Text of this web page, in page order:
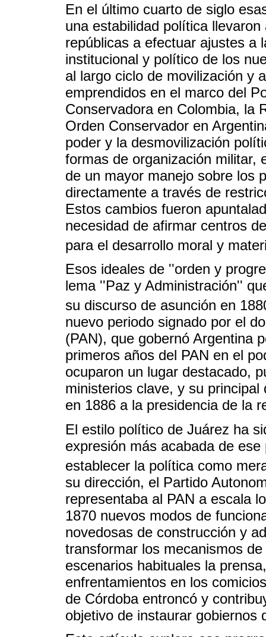
En el último cuarto de siglo
una estabilidad política
repúblicas a efectuar ajustes a
institucional y político de los
al largo ciclo de movilización y
emprendidos en el marco del
Conservadora en Colombia, la
Orden Conservador en
poder y la desmovilización
formas de organización militar,
de un mayor manejo sobre los
directamente a través de
Estos cambios fueron
necesidad de afirmar centros
para el desarrollo moral y
Esos ideales de ''orden y
lema ''Paz y Administración''
su discurso de asunción en
nuevo periodo signado por el
(PAN), que gobernó Argentina
primeros años del PAN en el
ocuparon un lugar destacado,
ministerios clave, y su
en 1886 a la presidencia de la
El estilo político de Juárez ha
expresión más acabada de
establecer la política como
su dirección, el Partido
representaba al PAN a escala
1870 nuevos modos de
novedosas de construcción y
transformar los mecanismos
escenarios habituales la
enfrentamientos en los
de Córdoba entroncó y
objetivo de instaurar gobiernos